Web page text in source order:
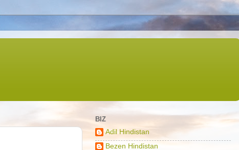
BIZ
Adil Hindistan
Bezen Hindistan